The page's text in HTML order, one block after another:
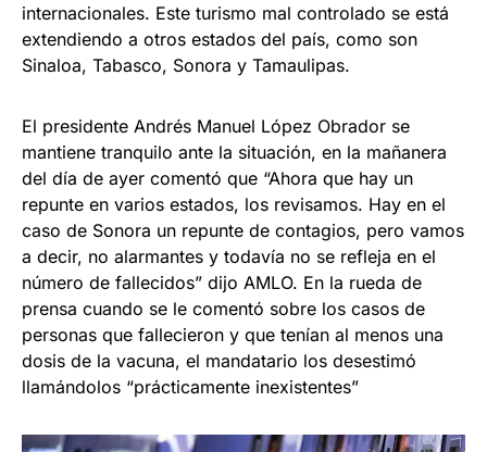
internacionales. Este turismo mal controlado se está
extendiendo a otros estados del país, como son
Sinaloa, Tabasco, Sonora y Tamaulipas.
El presidente Andrés Manuel López Obrador se
mantiene tranquilo ante la situación, en la mañanera
del día de ayer comentó que “Ahora que hay un
repunte en varios estados, los revisamos. Hay en el
caso de Sonora un repunte de contagios, pero vamos
a decir, no alarmantes y todavía no se refleja en el
número de fallecidos” dijo AMLO. En la rueda de
prensa cuando se le comentó sobre los casos de
personas que fallecieron y que tenían al menos una
dosis de la vacuna, el mandatario los desestimó
llamándolos “prácticamente inexistentes”